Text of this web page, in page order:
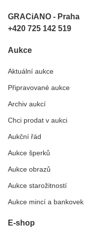
GRACiANO - Praha
+420 725 142 519
Aukce
Aktuální aukce
Připravované aukce
Archiv aukcí
Chci prodat v aukci
Aukční řád
Aukce šperků
Aukce obrazů
Aukce starožitností
Aukce mincí a bankovek
E-shop